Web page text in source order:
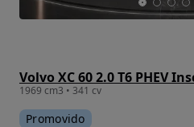
1969 cm3 • 341 cv
Promovido